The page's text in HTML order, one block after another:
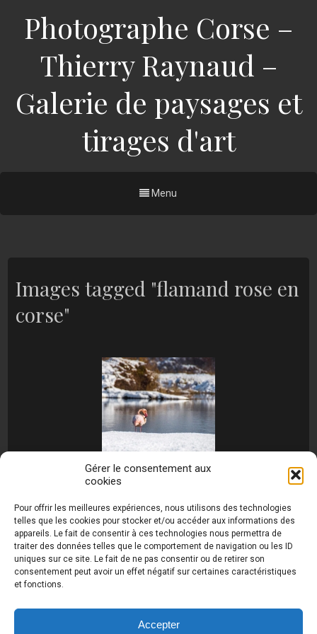
Gérer le consentement aux
cookies
Pour offrir les meilleures expériences, nous utilisons des technologies
telles que les cookies pour stocker et/ou accéder aux informations des
appareils. Le fait de consentir à ces technologies nous permettra de
traiter des données telles que le comportement de navigation ou les ID
uniques sur ce site. Le fait de ne pas consentir ou de retirer son
consentement peut avoir un effet négatif sur certaines caractéristiques
et fonctions.
Accepter
Photographe Corse –
Thierry Raynaud –
Galerie de paysages et
tirages d'art
Menu
Images tagged "flamand rose en
corse"
raynaud.com ©
Toutes les photos de ce site sont